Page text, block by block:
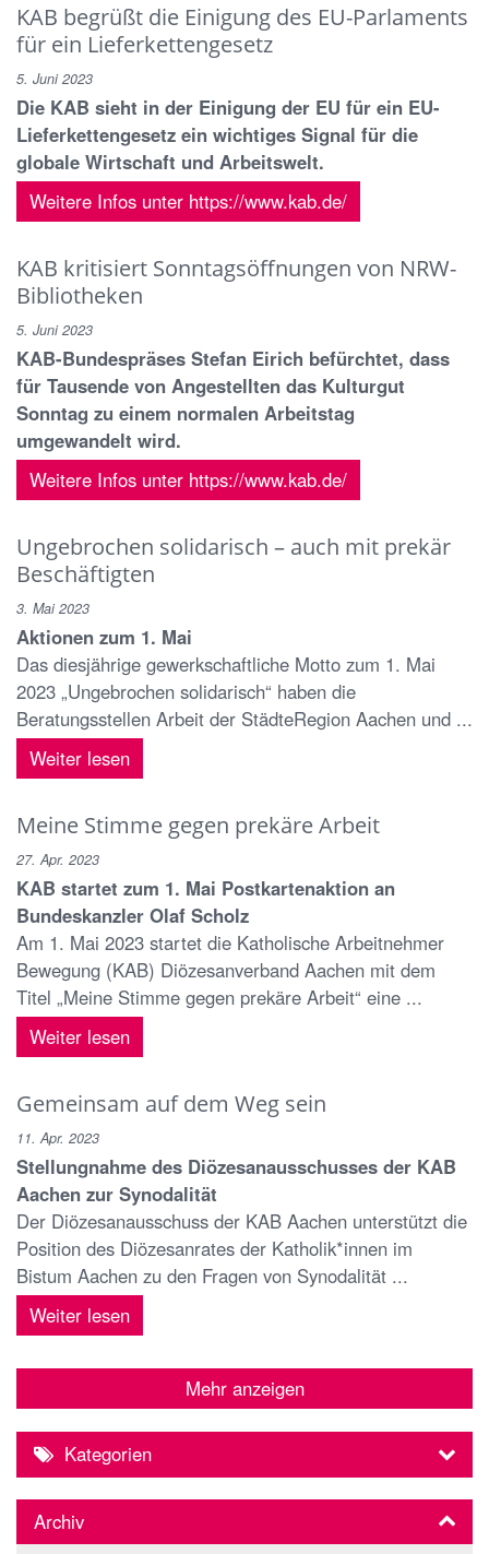
KAB begrüßt die Einigung des EU-Parlaments
für ein Lieferkettengesetz
5. Juni 2023
Die KAB sieht in der Einigung der EU für ein EU-
Lieferkettengesetz ein wichtiges Signal für die
globale Wirtschaft und Arbeitswelt.
Weitere Infos unter https://www.kab.de/
KAB kritisiert Sonntagsöffnungen von NRW-
Bibliotheken
5. Juni 2023
KAB-Bundespräses Stefan Eirich befürchtet, dass
für Tausende von Angestellten das Kulturgut
Sonntag zu einem normalen Arbeitstag
umgewandelt wird.
Weitere Infos unter https://www.kab.de/
Ungebrochen solidarisch – auch mit prekär
Beschäftigten
3. Mai 2023
Aktionen zum 1. Mai
Das diesjährige gewerkschaftliche Motto zum 1. Mai
2023 „Ungebrochen solidarisch“ haben die
Beratungsstellen Arbeit der StädteRegion Aachen und ...
Weiter lesen
Meine Stimme gegen prekäre Arbeit
27. Apr. 2023
KAB startet zum 1. Mai Postkartenaktion an
Bundeskanzler Olaf Scholz
Am 1. Mai 2023 startet die Katholische Arbeitnehmer
Bewegung (KAB) Diözesanverband Aachen mit dem
Titel „Meine Stimme gegen prekäre Arbeit“ eine ...
Weiter lesen
Gemeinsam auf dem Weg sein
11. Apr. 2023
Stellungnahme des Diözesanausschusses der KAB
Aachen zur Synodalität
Der Diözesanausschuss der KAB Aachen unterstützt die
Position des Diözesanrates der Katholik*innen im
Bistum Aachen zu den Fragen von Synodalität ...
Weiter lesen
Mehr anzeigen
Kategorien
Archiv